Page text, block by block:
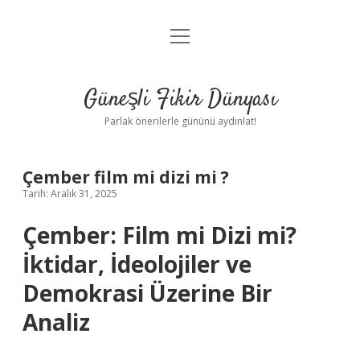
Anasayfa
Yasal Uyarı
menüyü
Güneşli Fikir Dünyası
Parlak önerilerle gününü aydınlat!
Çember film mi dizi mi ?
Tarih: Aralık 31, 2025
Çember: Film mi Dizi mi?
İktidar, İdeolojiler ve
Demokrasi Üzerine Bir
Analiz